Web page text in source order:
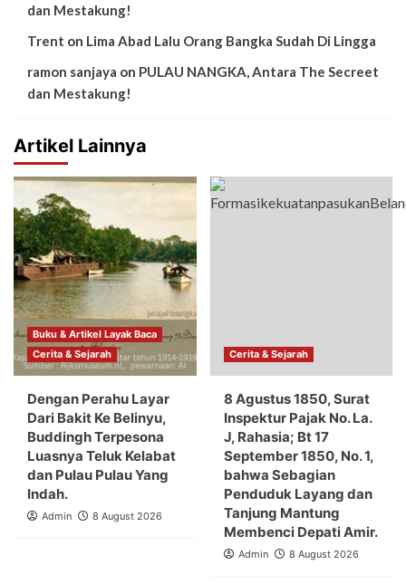
dan Mestakung!
Trent on Lima Abad Lalu Orang Bangka Sudah Di Lingga
ramon sanjaya on PULAU NANGKA, Antara The Secreet
dan Mestakung!
Artikel Lainnya
Buku & Artikel Layak Baca
Cerita & Sejarah
Dengan Perahu Layar
Dari Bakit Ke Belinyu,
Buddingh Terpesona
Luasnya Teluk Kelabat
dan Pulau Pulau Yang
Indah.
Admin 8 August 2026
Cerita & Sejarah
8 Agustus 1850, Surat
Inspektur Pajak No. La.
J, Rahasia; Bt 17
September 1850, No. 1,
bahwa Sebagian
Penduduk Layang dan
Tanjung Mantung
Membenci Depati Amir.
Admin 8 August 2026